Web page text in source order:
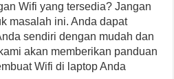
Wifi yang tersedia? Jangan
masalah ini. Anda dapat
sendiri dengan mudah dan
akan memberikan panduan
Wifi di laptop Anda